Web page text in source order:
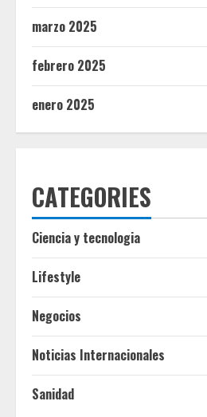
marzo 2025
febrero 2025
enero 2025
CATEGORIES
Ciencia y tecnologia
Lifestyle
Negocios
Noticias Internacionales
Sanidad